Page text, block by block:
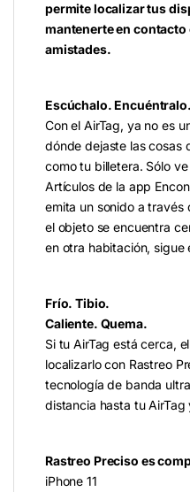
permite localizar tus
mantenerte en
amistades.
Escúchalo. Encuéntralo.
Con el AirTag, ya no es
dónde dejaste las cosas
como tu billetera. Sólo
Artículos de la app
emita un sonido a través
el objeto se encuentra
en otra habitación, sigue
Frío. Tibio.
Caliente. Quema.
Si tu AirTag está cerca,
localizarlo con Rastreo
tecnología de banda
distancia hasta tu AirTag
Rastreo Preciso es
iPhone 11